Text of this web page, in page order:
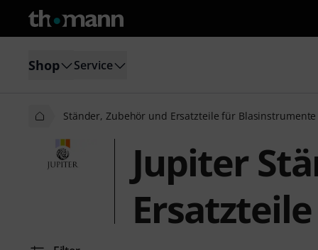
Shop Service
Ständer, Zubehör und Ersatzteile für Blasinstrumente
Jupiter